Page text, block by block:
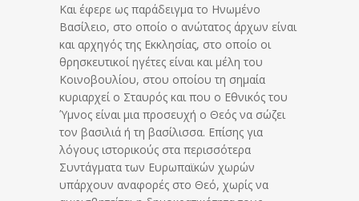
Και έφερε ως παράδειγμα το Ηνωμένο
Βασίλειο, στο οποίο ο ανώτατος άρχων είναι
και αρχηγός της Εκκλησίας, στο οποίο οι
θρησκευτικοί ηγέτες είναι και μέλη του
Κοινοβουλίου, στου οποίου τη σημαία
κυριαρχεί ο Σταυρός και που ο Εθνικός του
Ύμνος είναι μια προσευχή ο Θεός να σώζει
τον βασιλιά ή τη βασίλισσα. Επίσης για
λόγους ιστορικούς στα περισσότερα
Συντάγματα των Ευρωπαϊκών χωρών
υπάρχουν αναφορές στο Θεό, χωρίς να